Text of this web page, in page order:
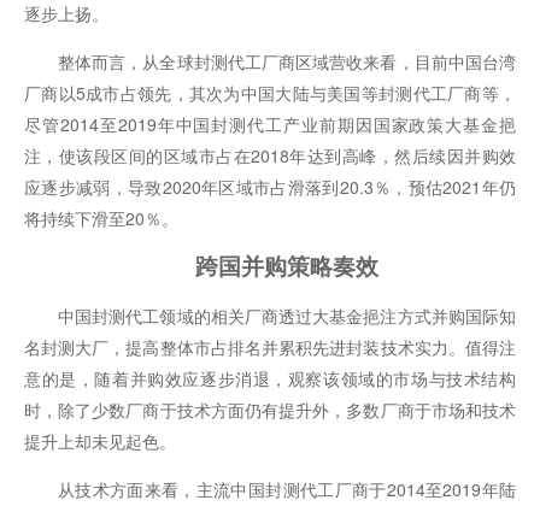
逐步上扬。
整体而言，从全球封测代工厂商区域营收来看，目前中国台湾
厂商以5成市占领先，其次为中国大陆与美国等封测代工厂商等，
尽管2014至2019年中国封测代工产业前期因国家政策大基金挹
注，使该段区间的区域市占在2018年达到高峰，然后续因并购效
应逐步减弱，导致2020年区域市占滑落到20.3％，预估2021年仍
将持续下滑至20％。
跨国并购策略奏效
中国封测代工领域的相关厂商透过大基金挹注方式并购国际知
名封测大厂，提高整体市占排名并累积先进封装技术实力。值得注
意的是，随着并购效应逐步消退，观察该领域的市场与技术结构
时，除了少数厂商于技术方面仍有提升外，多数厂商于市场和技术
提升上却未见起色。
从技术方面来看，主流中国封测代工厂商于2014至2019年陆